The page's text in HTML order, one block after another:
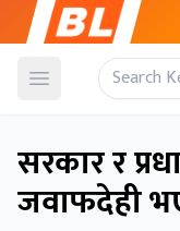
Open menu
सरकार र
जवाफदेही